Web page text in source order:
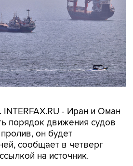
- Иран и Оман
он будет
сообщает в четверг
на источник.
Ормузского